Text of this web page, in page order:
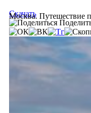
Москва. Путешествие
Скачать